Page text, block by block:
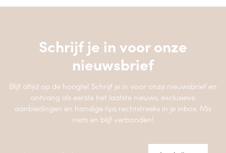
Schrijf je in voor onze
nieuwsbrief
Blijf altijd op de hoogte! Schrijf je in voor onze nieuwsbrief en
ontvang als eerste het laatste nieuws, exclusieve
aanbiedingen en handige tips rechtstreeks in je inbox. Mis
niets en blijf verbonden!